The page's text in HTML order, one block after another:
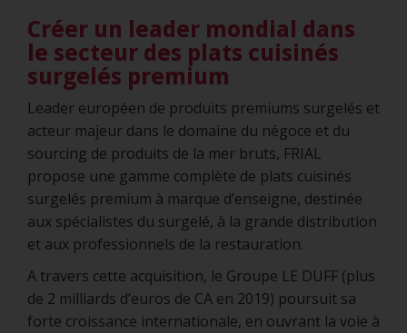
Créer un leader mondial dans
le secteur des plats cuisinés
surgelés premium
Leader européen de produits premiums surgelés et
acteur majeur dans le domaine du négoce et du
sourcing de produits de la mer bruts, FRIAL
propose une gamme complète de plats cuisinés
surgelés premium à marque d’enseigne, destinée
aux spécialistes du surgelé, à la grande distribution
et aux professionnels de la restauration.
A travers cette acquisition, le Groupe LE DUFF (plus
de 2 milliards d’euros de CA en 2019) poursuit sa
forte croissance internationale, en ouvrant la voie à